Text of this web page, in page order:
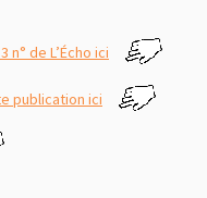
de L’Écho ici
publication ici